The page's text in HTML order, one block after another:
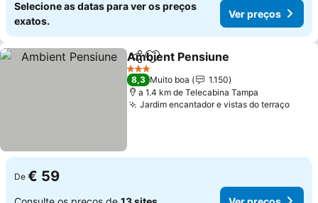
Selecione as datas para ver os preços
exatos.
Ver preços
PartilharAdicionar aos favoritos
Ambient Pensiune
3 Estrelas
8,3 Muito boa
1.150
a 1.4 km de Telecabina Tampa
Jardim encantador e vistas do terraço
De € 59